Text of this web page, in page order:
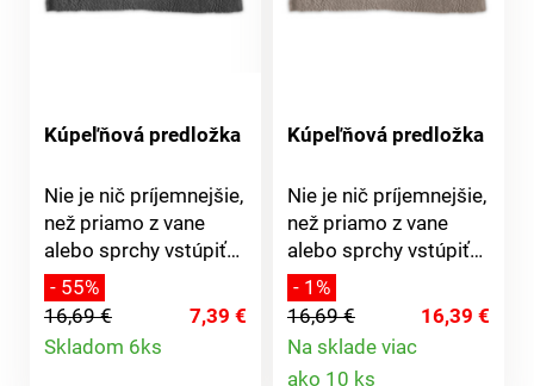
Kúpeľňová predložka
Nie je nič príjemnejšie,
než priamo z vane
alebo sprchy vstúpiť
na mäkkú a savú
predložku. S touto
predložkou už budete
šliapať len do
- 55%
16,69 €
7,39 €
Skladom 6ks
Detail
Kúpeľňová predložka
Nie je nič príjemnejšie,
než priamo z vane
alebo sprchy vstúpiť
na mäkkú a savú
predložku. S touto
predložkou už budete
šliapať len do
- 1%
16,69 €
16,39 €
Na sklade viac
ako 10 ks